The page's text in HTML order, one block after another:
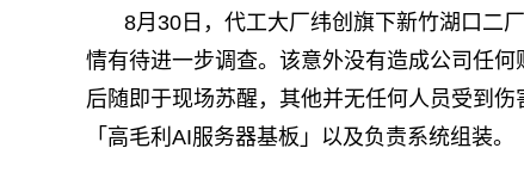
8月30日，代工大厂纬创旗下新竹湖口二
情有待进一步调查。该意外没有造成公司任
后随即于现场苏醒，其他并无任何人员受到
「高毛利AI服务器基板」以及负责系统组装。